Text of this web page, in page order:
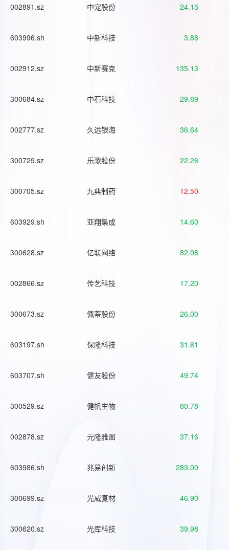
002891.sz 中宠股份 24.15
603996.sh 中新科技 3.88
002912.sz 中新赛克 135.13
300684.sz 中石科技 29.89
002777.sz 久远银海 36.64
300729.sz 乐歌股份 22.26
300705.sz 九典制药 12.50
603929.sh 亚翔集成 14.60
300628.sz 亿联网络 82.08
002866.sz 传艺科技 17.20
300673.sz 佩蒂股份 26.00
603197.sh 保隆科技 31.81
603707.sh 健友股份 49.74
300529.sz 健帆生物 80.78
002878.sz 元隆雅图 37.16
603986.sh 兆易创新 283.00
300699.sz 光威复材 46.90
300620.sz 光库科技 39.98